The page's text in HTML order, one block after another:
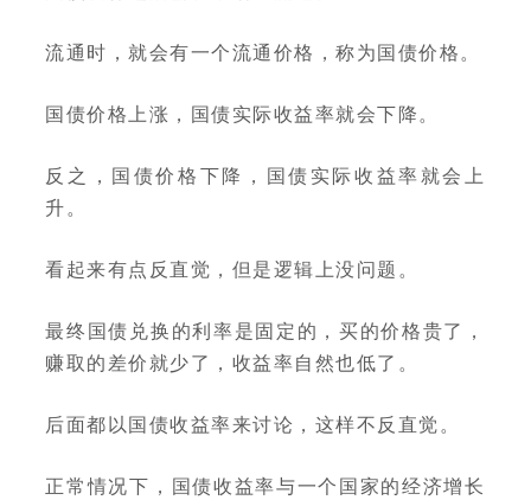
流通时，就会有一个流通价格，称为国债价格。
国债价格上涨，国债实际收益率就会下降。
反之，国债价格下降，国债实际收益率就会上
升。
看起来有点反直觉，但是逻辑上没问题。
最终国债兑换的利率是固定的，买的价格贵了，
赚取的差价就少了，收益率自然也低了。
后面都以国债收益率来讨论，这样不反直觉。
正常情况下，国债收益率与一个国家的经济增长